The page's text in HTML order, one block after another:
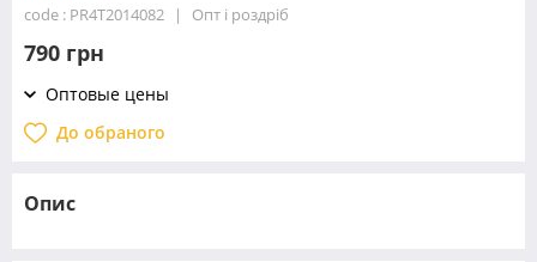
code : PR4T2014082
Опт і роздріб
790 грн
Оптовые цены
До обраного
Опис